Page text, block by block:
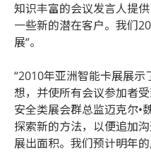
知识丰富的会议发言人提
一些新的潜在客户。我们
展“。
“2010年亚洲智能卡展展
想，并使所有会议参加者
安全类展会群总监迈克尔•
探索新的方法，以便追加
展出面积。我们预计明年